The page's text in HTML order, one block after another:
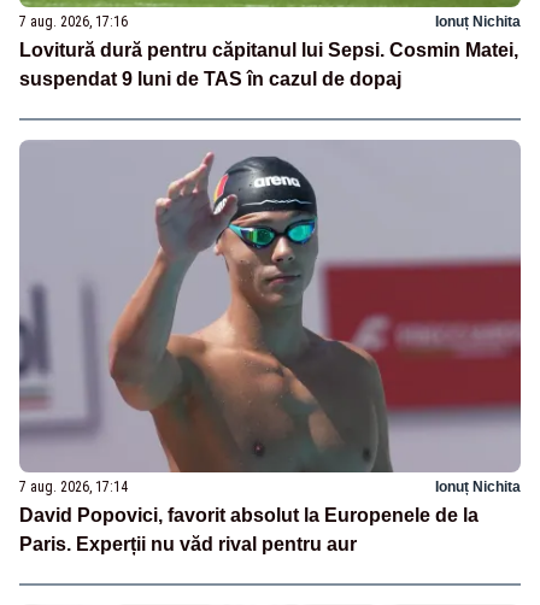
7 aug. 2026, 17:16 Ionuț Nichita
Lovitură dură pentru căpitanul lui Sepsi. Cosmin Matei,
suspendat 9 luni de TAS în cazul de dopaj
7 aug. 2026, 17:14 Ionuț Nichita
David Popovici, favorit absolut la Europenele de la
Paris. Experții nu văd rival pentru aur